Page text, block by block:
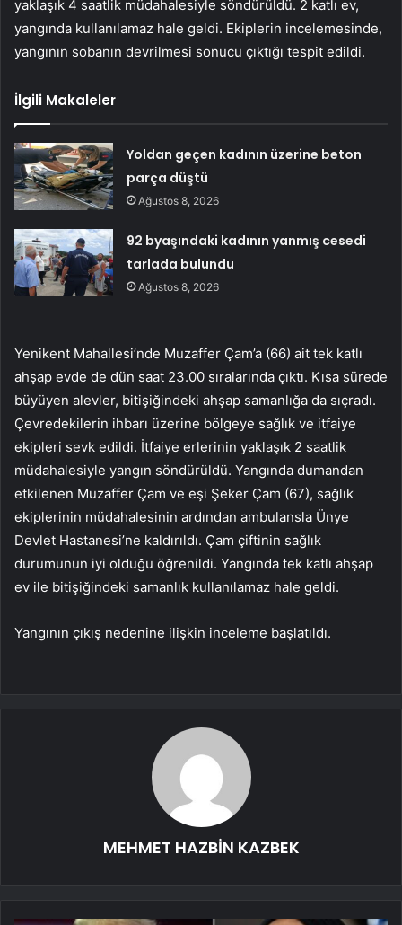
yaklaşık 4 saatlik müdahalesiyle söndürüldü. 2 katlı ev,
yangında kullanılamaz hale geldi. Ekiplerin incelemesinde,
yangının sobanın devrilmesi sonucu çıktığı tespit edildi.
İlgili Makaleler
Yoldan geçen kadının üzerine beton
parça düştü
Ağustos 8, 2026
92 byaşındaki kadının yanmış cesedi
tarlada bulundu
Ağustos 8, 2026
Yenikent Mahallesi’nde Muzaffer Çam’a (66) ait tek katlı
ahşap evde de dün saat 23.00 sıralarında çıktı. Kısa sürede
büyüyen alevler, bitişiğindeki ahşap samanlığa da sıçradı.
Çevredekilerin ihbarı üzerine bölgeye sağlık ve itfaiye
ekipleri sevk edildi. İtfaiye erlerinin yaklaşık 2 saatlik
müdahalesiyle yangın söndürüldü. Yangında dumandan
etkilenen Muzaffer Çam ve eşi Şeker Çam (67), sağlık
ekiplerinin müdahalesinin ardından ambulansla Ünye
Devlet Hastanesi’ne kaldırıldı. Çam çiftinin sağlık
durumunun iyi olduğu öğrenildi. Yangında tek katlı ahşap
ev ile bitişiğindeki samanlık kullanılamaz hale geldi.
Yangının çıkış nedenine ilişkin inceleme başlatıldı.
MEHMET HAZBİN KAZBEK